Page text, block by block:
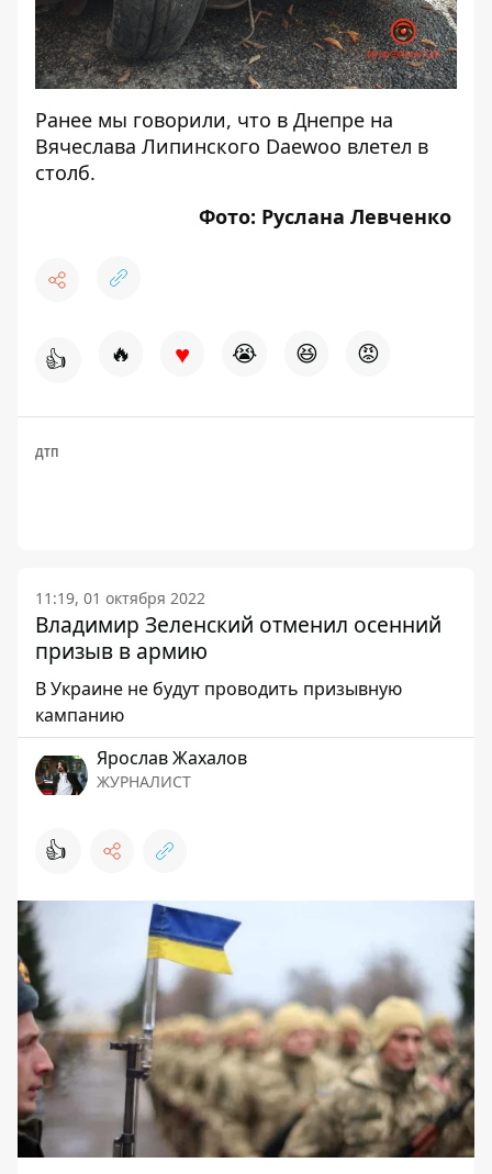
Ранее мы говорили, что в Днепре на
Вячеслава Липинского Daewoo влетел в
столб.
Фото: Руслана Левченко
👍 🔥 ♥ 😭 😆 😡
ДТП
11:19, 01 октября 2022
Владимир Зеленский отменил осенний
призыв в армию
В Украине не будут проводить призывную
кампанию
Ярослав Жахалов
ЖУРНАЛИСТ
👍